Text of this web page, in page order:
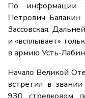
По информации
Петрович
Зассовская.
и «всплывает»
в армию Усть-
Начало Великой
встретил в